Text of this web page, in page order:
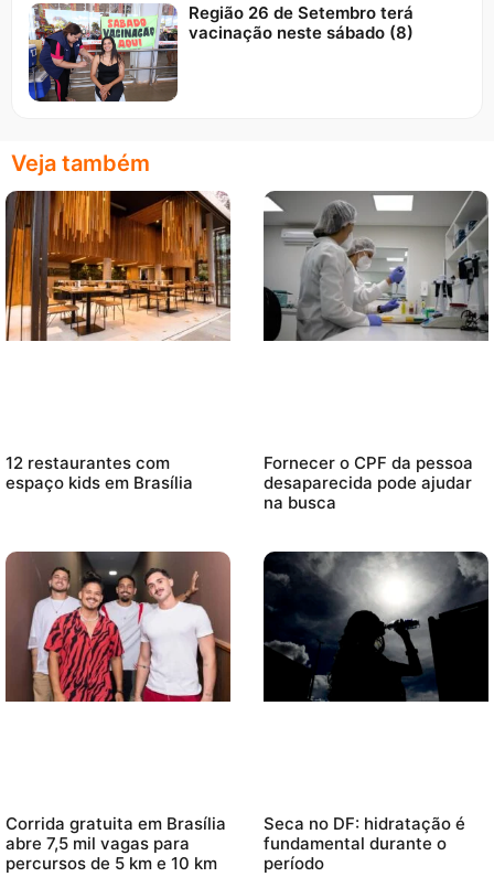
Região 26 de Setembro terá
vacinação neste sábado (8)
Veja também
12 restaurantes com
espaço kids em Brasília
Fornecer o CPF da pessoa
desaparecida pode ajudar
na busca
Corrida gratuita em Brasília
abre 7,5 mil vagas para
percursos de 5 km e 10 km
Seca no DF: hidratação é
fundamental durante o
período